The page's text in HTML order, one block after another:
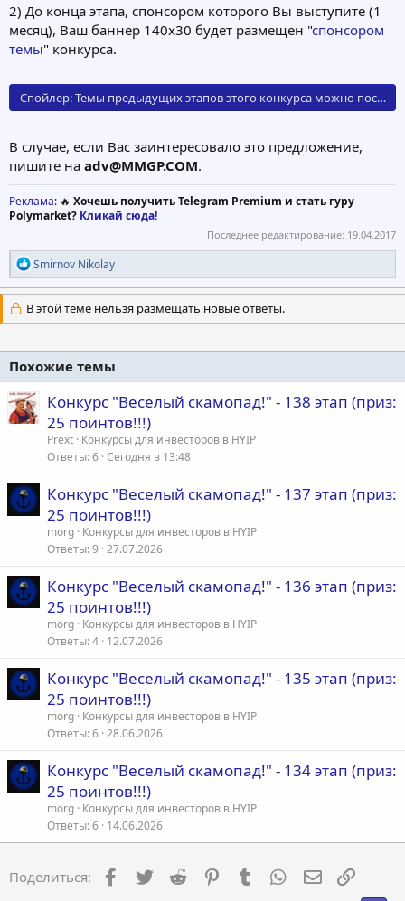
2) До конца этапа, спонсором которого Вы выступите (1
месяц), Ваш баннер 140х30 будет размещен "спонсором
темы" конкурса.
Спойлер:Темы предыдущих этапов этого конкурса можно
В случае, если Вас заинтересовало это предложение,
пишите на adv@MMGP.COM.
Реклама: 🔥 Хочешь получить Telegram Premium и стать гуру
Polymarket? Кликай сюда!
Последнее редактирование: 19.04.2017
Р
е
а
к
ц
и
:
Smirnov Nikolay
В этой теме нельзя размещать новые ответы.
Похожие темы
Конкурс "Веселый скамопад!" - 138 этап (приз:
25 поинтов!!!)
Prext Конкурсы для инвесторов в HYIP
Ответы 6 Сегодня в 13:48
Конкурс "Веселый скамопад!" - 137 этап (приз:
25 поинтов!!!)
morg Конкурсы для инвесторов в HYIP
Ответы 9 27.07.2026
Конкурс "Веселый скамопад!" - 136 этап (приз:
25 поинтов!!!)
morg Конкурсы для инвесторов в HYIP
Ответы 4 12.07.2026
Конкурс "Веселый скамопад!" - 135 этап (приз:
25 поинтов!!!)
morg Конкурсы для инвесторов в HYIP
Ответы 6 28.06.2026
Конкурс "Веселый скамопад!" - 134 этап (приз:
25 поинтов!!!)
morg Конкурсы для инвесторов в HYIP
Ответы 6 14.06.2026
Поделиться: Facebook
Twitter Reddit PinterestTumblr WhatsApp